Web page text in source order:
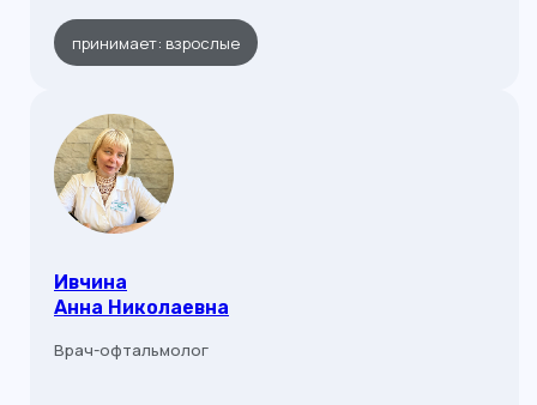
принимает: взрослые
Ивчина
Анна Николаевна
Врач-офтальмолог